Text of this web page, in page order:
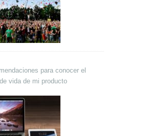
para conocer el
vida de mi producto